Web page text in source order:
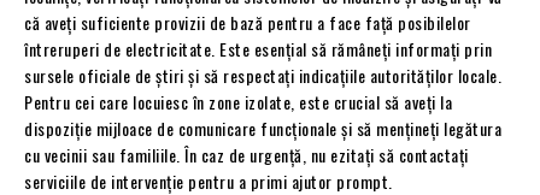
că aveți suficiente provizii de bază pentru a face față posibilelor
întreruperi de electricitate. Este esențial să rămâneți informați prin
sursele oficiale de știri și să respectați indicațiile autorităților locale.
Pentru cei care locuiesc în zone izolate, este crucial să aveți la
dispoziție mijloace de comunicare funcționale și să mențineți legătura
cu vecinii sau familiile. În caz de urgență, nu ezitați să contactați
serviciile de intervenție pentru a primi ajutor prompt.